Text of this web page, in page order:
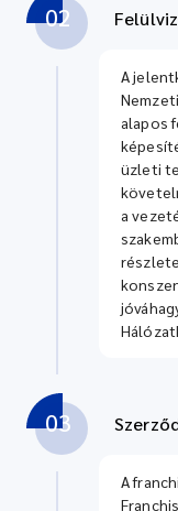
02
A
alapos
üzleti
a
03
A